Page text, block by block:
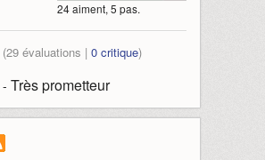
24 aiment, 5 pas.
(29évaluations | 0critique)
-Très prometteur